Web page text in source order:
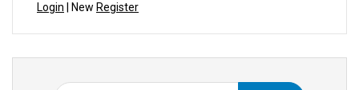
Login | New Register